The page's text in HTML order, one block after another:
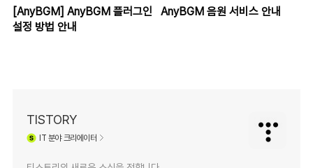
[AnyBGM] AnyBGM 플러그인
설정 방법 안내
AnyBGM 음원 서비스 안내
TISTORY
IT 분야 크리에이터